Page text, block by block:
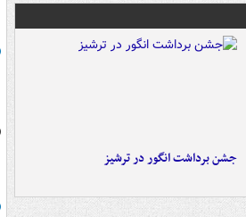
جشن برداشت انگور در ترشیز